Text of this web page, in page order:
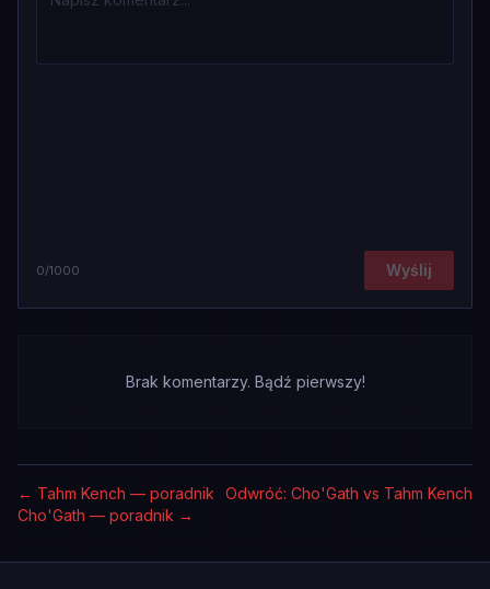
0/1000 Wyślij
Brak komentarzy. Bądź pierwszy!
← Tahm Kench — poradnik
Odwróć: Cho'Gath vs Tahm Kench
Cho'Gath — poradnik →